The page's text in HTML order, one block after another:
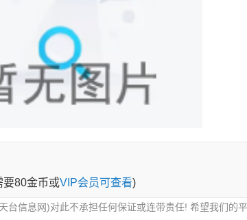
要80金币或VIP会员可查看)
台信息网)对此不承担任何保证或连带责任! 希望我们的